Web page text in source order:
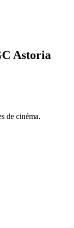
Astoria
de cinéma.